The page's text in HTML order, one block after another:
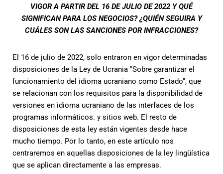
VIGOR A PARTIR DEL 16 DE JULIO DE 2022 Y QUÉ
SIGNIFICAN PARA LOS NEGOCIOS? ¿QUIÉN SEGUIRA Y
CUÁLES SON LAS SANCIONES POR INFRACCIONES?
El 16 de julio de 2022, solo entraron en vigor determinadas
disposiciones de la Ley de Ucrania "Sobre garantizar el
funcionamiento del idioma ucraniano como Estado", que
se relacionan con los requisitos para la disponibilidad de
versiones en idioma ucraniano de las interfaces de los
programas informáticos. y sitios web. El resto de
disposiciones de esta ley están vigentes desde hace
mucho tiempo. Por lo tanto, en este artículo nos
centraremos en aquellas disposiciones de la ley lingüística
que se aplican directamente a las empresas.